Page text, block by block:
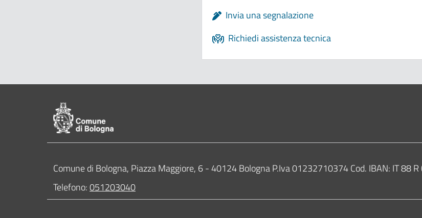
Invia una segnalazione
Richiedi assistenza tecnica
Pié di pagina di Comune di Bologna
Contatti
Comune di Bologna, Piazza Maggiore, 6 - 40124 Bologna P.Iva 01232710374 Cod. IBAN: IT
Telefono:051203040